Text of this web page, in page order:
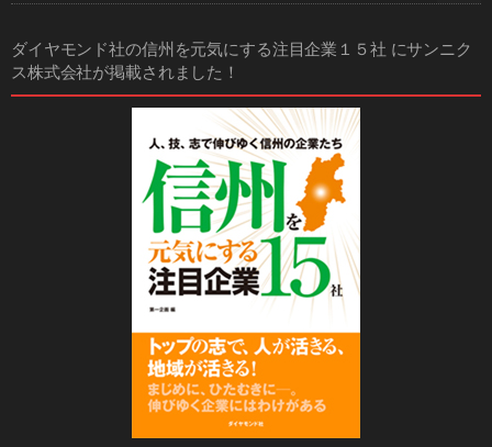
ダイヤモンド社の信州を元気にする注目企業１５社 にサンニク
ス株式会社が掲載されました！